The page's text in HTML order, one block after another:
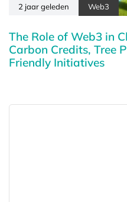
2 jaar geleden Web3
The Role of Web3 in
Carbon Credits, Tree
Friendly Initiatives